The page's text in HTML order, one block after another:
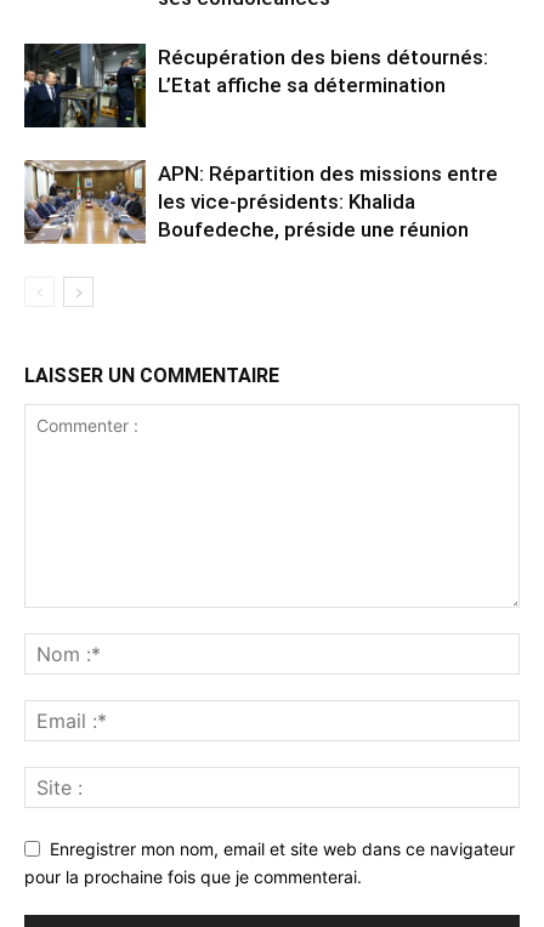
Récupération des biens détournés:
L’Etat affiche sa détermination
APN: Répartition des missions entre
les vice-présidents: Khalida
Boufedeche, préside une réunion
LAISSER UN COMMENTAIRE
Enregistrer mon nom, email et site web dans ce navigateur
pour la prochaine fois que je commenterai.